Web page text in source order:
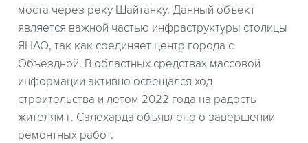
моста через реку Шайтанку. Данный объект
является важной частью инфраструктуры столицы
ЯНАО, так как соединяет центр города с
Объездной. В областных средствах массовой
информации активно освещался ход
строительства и летом 2022 года на радость
жителям г. Салехарда объявлено о завершении
ремонтных работ.